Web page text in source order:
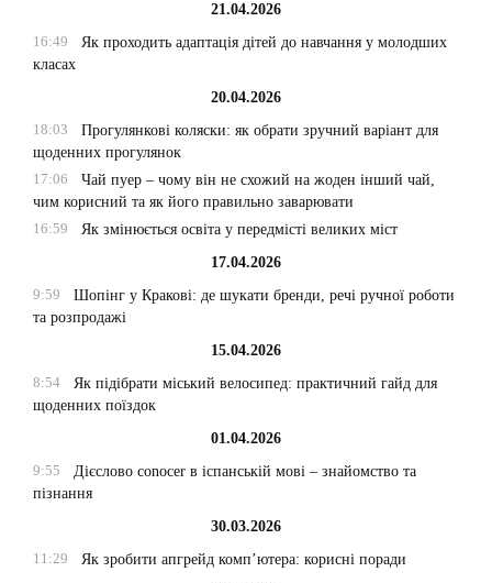
21.04.2026
16:49
Як проходить адаптація дітей до навчання у молодших
класах
20.04.2026
18:03
Прогулянкові коляски: як обрати зручний варіант для
щоденних прогулянок
17:06
Чай пуер – чому він не схожий на жоден інший чай,
чим корисний та як його правильно заварювати
16:59
Як змінюється освіта у передмісті великих міст
17.04.2026
9:59
Шопінг у Кракові: де шукати бренди, речі ручної роботи
та розпродажі
15.04.2026
8:54
Як підібрати міський велосипед: практичний гайд для
щоденних поїздок
01.04.2026
9:55
Дієслово conocer в іспанській мові – знайомство та
пізнання
30.03.2026
11:29
Як зробити апгрейд комп’ютера: корисні поради